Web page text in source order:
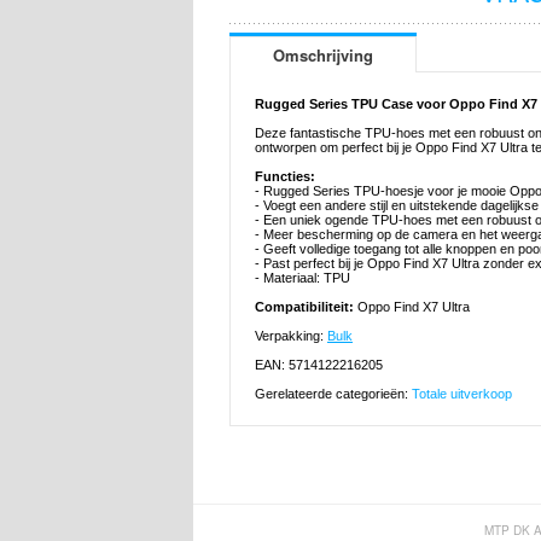
Omschrijving
Rugged Series TPU Case voor Oppo Find X7
Deze fantastische TPU-hoes met een robuust
ontworpen om perfect bij je Oppo Find X7 Ultra
Functies:
- Rugged Series TPU-hoesje voor je mooie
- Voegt een andere stijl en uitstekende
- Een uniek ogende TPU-hoes met een robuust
- Meer bescherming op de camera en het
- Geeft volledige toegang tot alle knoppen en
- Past perfect bij je Oppo Find X7 Ultra zonder
- Materiaal: TPU
Compatibiliteit: Oppo Find X7 Ultra
Verpakking: Bulk
EAN: 5714122216205
Gerelateerde categorieën: Totale uitverkoop
MTP DK